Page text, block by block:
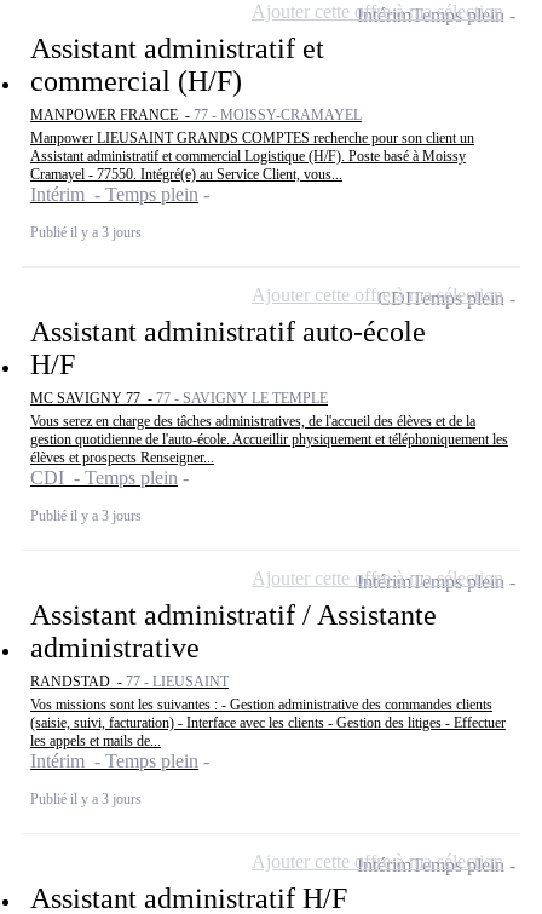
Assistant administratif et
commercial (H/F)
MANPOWER FRANCE - 77 - MOISSY-CRAMAYEL
Manpower LIEUSAINT GRANDS COMPTES recherche pour son client un
Assistant administratif et commercial Logistique (H/F). Poste basé à Moissy
Cramayel - 77550. Intégré(e) au Service Client, vous...
Intérim - Temps plein
Publié il y a 3 jours
IntérimTemps plein
Ajouter cette offre à ma sélection
Assistant administratif auto-école
H/F
MC SAVIGNY 77 - 77 - SAVIGNY LE TEMPLE
Vous serez en charge des tâches administratives, de l'accueil des élèves et de la
gestion quotidienne de l'auto-école. Accueillir physiquement et téléphoniquement les
élèves et prospects Renseigner...
CDI - Temps plein
Publié il y a 3 jours
CDITemps plein
Ajouter cette offre à ma sélection
Assistant administratif / Assistante
administrative
RANDSTAD - 77 - LIEUSAINT
Vos missions sont les suivantes : - Gestion administrative des commandes clients
(saisie, suivi, facturation) - Interface avec les clients - Gestion des litiges - Effectuer
les appels et mails de...
Intérim - Temps plein
Publié il y a 3 jours
IntérimTemps plein
Ajouter cette offre à ma sélection
Assistant administratif H/F
IntérimTemps plein
Ajouter cette offre à ma sélection